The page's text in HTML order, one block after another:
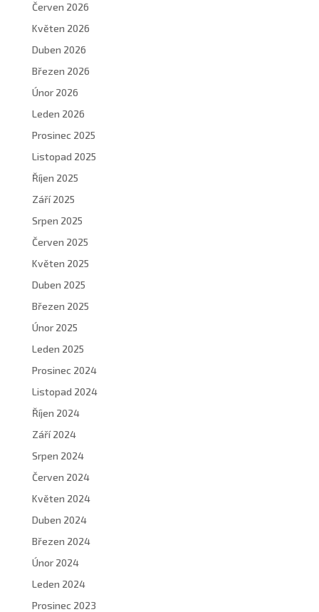
Červen 2026
Květen 2026
Duben 2026
Březen 2026
Únor 2026
Leden 2026
Prosinec 2025
Listopad 2025
Říjen 2025
Září 2025
Srpen 2025
Červen 2025
Květen 2025
Duben 2025
Březen 2025
Únor 2025
Leden 2025
Prosinec 2024
Listopad 2024
Říjen 2024
Září 2024
Srpen 2024
Červen 2024
Květen 2024
Duben 2024
Březen 2024
Únor 2024
Leden 2024
Prosinec 2023